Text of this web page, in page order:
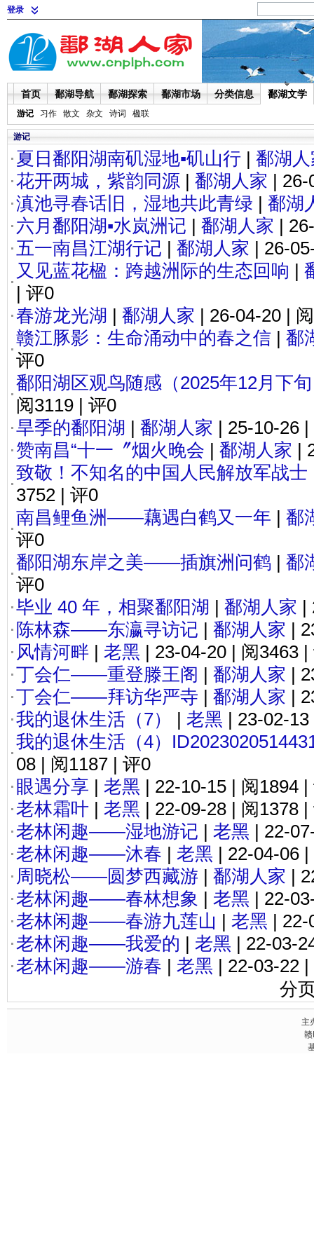
登录
首页 鄱湖导航 鄱湖探索 鄱湖市场 分类信息 鄱湖文学
游记 习作 散文 杂文 诗词 楹联
游记
夏日鄱阳湖南矶湿地▪矶山行 | 鄱湖
花开两城，紫韵同源 | 鄱湖人家 | 26-
滇池寻春话旧，湿地共此青绿 | 鄱湖
六月鄱阳湖▪水岚洲记 | 鄱湖人家 |
五一南昌江湖行记 | 鄱湖人家 | 26-
又见蓝花楹：跨越洲际的生态回响 |
| 评0
春游龙光湖 | 鄱湖人家 | 26-04-20 |
赣江豚影：生命涌动中的春之信 | 鄱
评0
鄱阳湖区观鸟随感（2025年12月下
阅3119 | 评0
旱季的鄱阳湖 | 鄱湖人家 | 25-10-26
赞南昌“十一〞烟火晚会 | 鄱湖人家 |
致敬！不知名的中国人民解放军战士
3752 | 评0
南昌鲤鱼洲——藕遇白鹤又一年 | 鄱
评0
鄱阳湖东岸之美——插旗洲问鹤 | 鄱
评0
毕业 40 年，相聚鄱阳湖 | 鄱湖人家 |
陈林森——东瀛寻访记 | 鄱湖人家 |
风情河畔 | 老黑 | 23-04-20 | 阅3463 |
丁会仁——重登滕王阁 | 鄱湖人家 |
丁会仁——拜访华严寺 | 鄱湖人家 |
我的退休生活（7）
| 老黑 | 23-02-
我的退休生活（4）
08 | 阅1187 | 评0
眼遇分享 | 老黑 | 22-10-15 | 阅1894 |
老林霜叶 | 老黑 | 22-09-28 | 阅1378 |
老林闲趣——湿地游记 | 老黑 | 22-
老林闲趣——沐春 | 老黑 | 22-04-06
周晓松——圆梦西藏游 | 鄱湖人家 |
老林闲趣——春林想象 | 老黑 | 22-
老林闲趣——春游九莲山 | 老黑 | 22-
老林闲趣——我爱的 | 老黑 | 22-03-
老林闲趣——游春 | 老黑 | 22-03-22
分
主